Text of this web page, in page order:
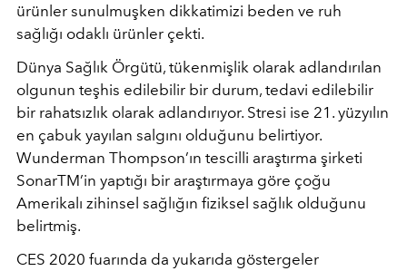
ürünler sunulmuşken dikkatimizi beden ve ruh
sağlığı odaklı ürünler çekti.
Dünya Sağlık Örgütü, tükenmişlik olarak adlandırılan
olgunun teşhis edilebilir bir durum, tedavi edilebilir
bir rahatsızlık olarak adlandırıyor. Stresi ise 21. yüzyılın
en çabuk yayılan salgını olduğunu belirtiyor.
Wunderman Thompson’ın tescilli araştırma şirketi
SonarTM’in yaptığı bir araştırmaya göre çoğu
Amerikalı zihinsel sağlığın fiziksel sağlık olduğunu
belirtmiş.
CES 2020 fuarında da yukarıda göstergeler